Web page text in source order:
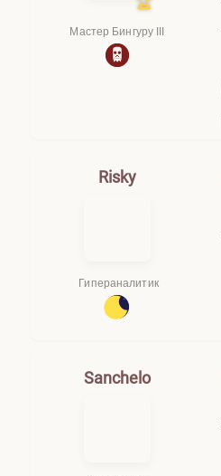
Мастер Бингуру III
Risky
Гипераналитик
Sanchelo